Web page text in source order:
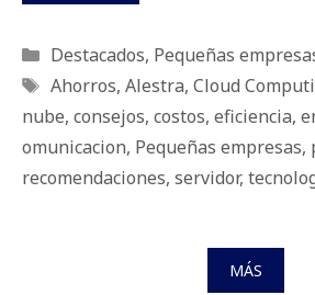
Categorías
Destacados, Pequeñas
Etiquetas
Ahorros, Alestra, Cloud
nube, consejos, costos, eficiencia,
omunicacion, Pequeñas empresas,
recomendaciones, servidor,
MÁS